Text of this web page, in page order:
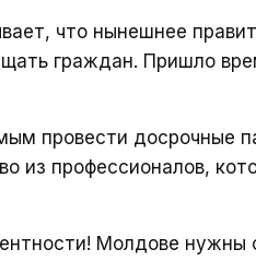
что нынешнее
граждан. Пришло
провести досрочные
из профессионалов,
Молдове нужны